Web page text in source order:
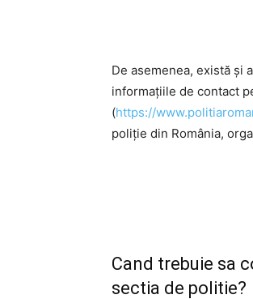
De asemenea, există și
informațiile de contact
(https://
poliție din România,
Cand trebuie sa
sectia de politie?